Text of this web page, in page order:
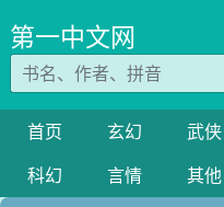
第一中文网
首页 玄幻 武侠
科幻
言情 其他